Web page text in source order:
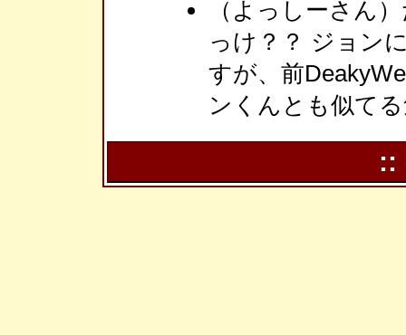
（よっしーさん
っけ？？ ジョン
すが、前
ンくんとも似て
::